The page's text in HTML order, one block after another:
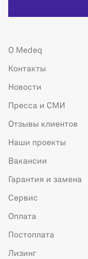
О Medeq
Контакты
Новости
Пресса и СМИ
Отзывы клиентов
Наши проекты
Вакансии
Гарантия и замена
Сервис
Оплата
Постоплата
Лизинг